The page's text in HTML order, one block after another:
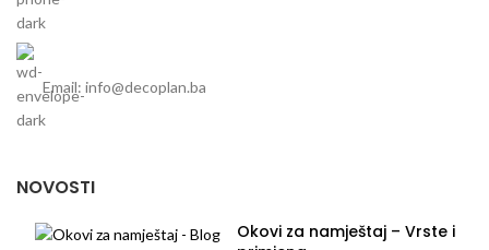
Email: info@decoplan.ba
NOVOSTI
Okovi za namještaj – Vrste i